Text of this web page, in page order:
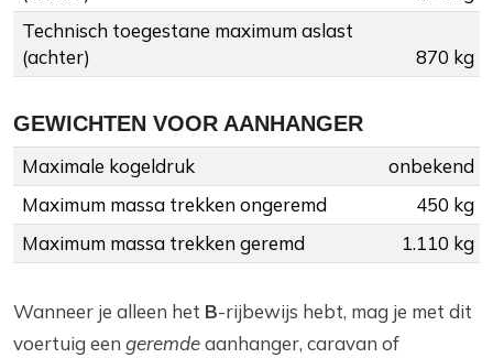
Technisch toegestane maximum aslast
(achter)
870 kg
GEWICHTEN VOOR AANHANGER
Maximale kogeldruk
onbekend
Maximum massa trekken ongeremd
450 kg
Maximum massa trekken geremd
1.110 kg
Wanneer je alleen het B-rijbewijs hebt, mag je met dit
voertuig een geremdeaanhanger, caravan of